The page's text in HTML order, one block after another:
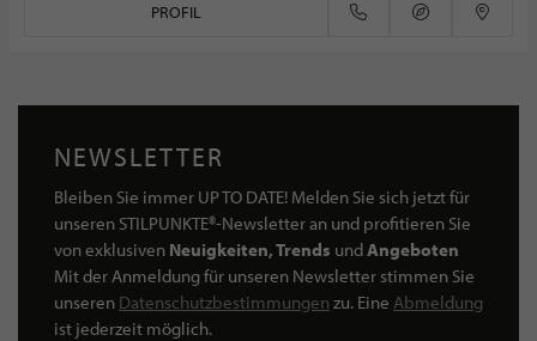
PROFIL
NEWSLETTER
Bleiben Sie immer UP TO DATE! Melden Sie sich jetzt für
unseren STILPUNKTE®-Newsletter an und profitieren Sie
von exklusiven Neuigkeiten, Trends undAngeboten
Mit der Anmeldung für unseren Newsletter stimmen Sie
unseren Datenschutzbestimmungen zu. Eine Abmeldung
ist jederzeit möglich.